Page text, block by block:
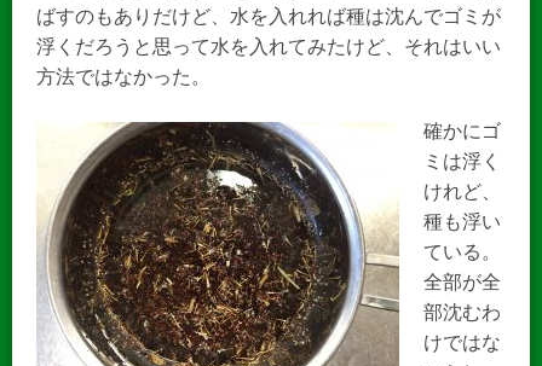
ばすのもありだけど、水を入れれば種は沈んでゴミが
浮くだろうと思って水を入れてみたけど、それはいい
方法ではなかった。
確かにゴ
ミは浮く
けれど、
種も浮い
ている。
全部が全
部沈むわ
けではな